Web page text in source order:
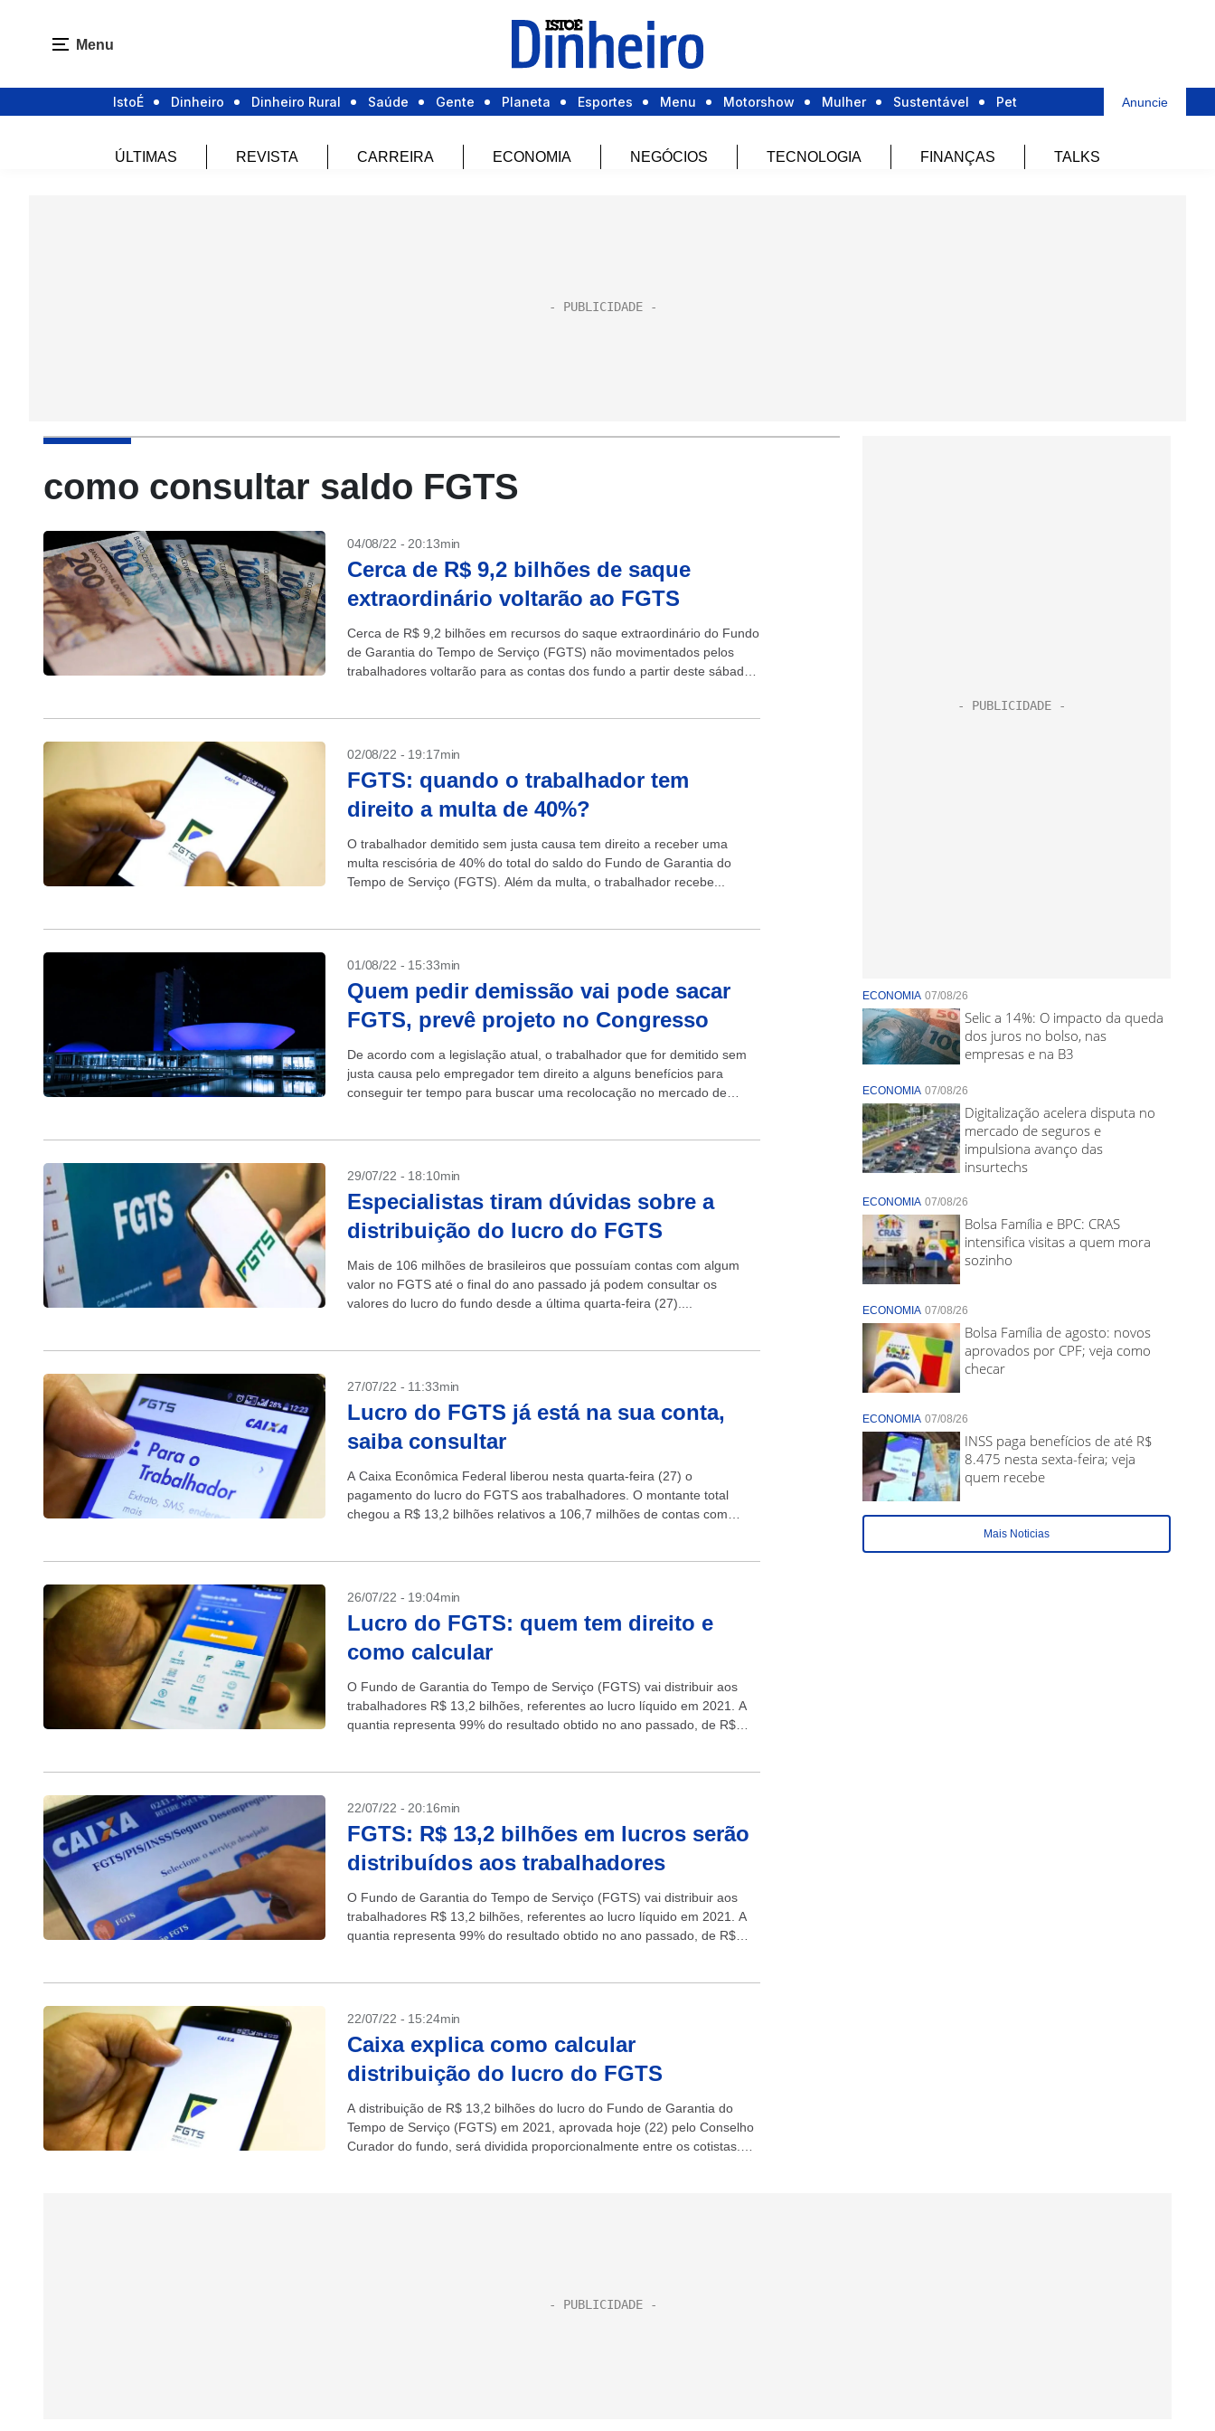
Menu
IstoÉ Dinheiro Dinheiro Rural Saúde Gente Planeta Esportes Menu Motorshow Mulher Sustentável Pet Anuncie
ÚLTIMAS REVISTA CARREIRA ECONOMIA NEGÓCIOS TECNOLOGIA FINANÇAS TALKS
como consultar saldo FGTS
04/08/22 - 20:13min
Cerca de R$ 9,2 bilhões de saque
extraordinário voltarão ao FGTS
Cerca de R$ 9,2 bilhões em recursos do saque extraordinário do Fundo
de Garantia do Tempo de Serviço (FGTS) não movimentados pelos
trabalhadores voltarão para as contas dos fundo a partir deste sábado
02/08/22 - 19:17min
FGTS: quando o trabalhador tem
direito a multa de 40%?
O trabalhador demitido sem justa causa tem direito a receber uma
multa rescisória de 40% do total do saldo do Fundo de Garantia do
Tempo de Serviço (FGTS). Além da multa, o trabalhador recebe...
01/08/22 - 15:33min
Quem pedir demissão vai pode sacar
FGTS, prevê projeto no Congresso
De acordo com a legislação atual, o trabalhador que for demitido sem
justa causa pelo empregador tem direito a alguns benefícios para
conseguir ter tempo para buscar uma recolocação no mercado de
29/07/22 - 18:10min
Especialistas tiram dúvidas sobre a
distribuição do lucro do FGTS
Mais de 106 milhões de brasileiros que possuíam contas com algum
valor no FGTS até o final do ano passado já podem consultar os
valores do lucro do fundo desde a última quarta-feira (27)....
27/07/22 - 11:33min
Lucro do FGTS já está na sua conta,
saiba consultar
A Caixa Econômica Federal liberou nesta quarta-feira (27) o
pagamento do lucro do FGTS aos trabalhadores. O montante total
chegou a R$ 13,2 bilhões relativos a 106,7 milhões de contas com
26/07/22 - 19:04min
Lucro do FGTS: quem tem direito e
como calcular
O Fundo de Garantia do Tempo de Serviço (FGTS) vai distribuir aos
trabalhadores R$ 13,2 bilhões, referentes ao lucro líquido em 2021. A
quantia representa 99% do resultado obtido no ano passado, de R$
22/07/22 - 20:16min
FGTS: R$ 13,2 bilhões em lucros serão
distribuídos aos trabalhadores
O Fundo de Garantia do Tempo de Serviço (FGTS) vai distribuir aos
trabalhadores R$ 13,2 bilhões, referentes ao lucro líquido em 2021. A
quantia representa 99% do resultado obtido no ano passado, de R$
22/07/22 - 15:24min
Caixa explica como calcular
distribuição do lucro do FGTS
A distribuição de R$ 13,2 bilhões do lucro do Fundo de Garantia do
Tempo de Serviço (FGTS) em 2021, aprovada hoje (22) pelo Conselho
Curador do fundo, será dividida proporcionalmente entre os cotistas.
ECONOMIA 07/08/26
Selic a 14%: O impacto da queda
dos juros no bolso, nas
empresas e na B3
ECONOMIA 07/08/26
Digitalização acelera disputa no
mercado de seguros e
impulsiona avanço das
insurtechs
ECONOMIA 07/08/26
Bolsa Família e BPC: CRAS
intensifica visitas a quem mora
sozinho
ECONOMIA 07/08/26
Bolsa Família de agosto: novos
aprovados por CPF; veja como
checar
ECONOMIA 07/08/26
INSS paga benefícios de até R$
8.475 nesta sexta-feira; veja
quem recebe
Mais Noticias